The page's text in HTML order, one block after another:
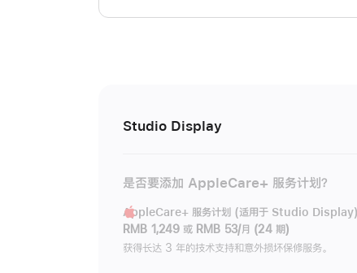
Studio Display
是否要添加 AppleCare+ 服务计划？
AppleCare+ 服务计划 (适用于 Studio Display)
RMB 1,249 或 RMB 53/月 (24 期)
获得长达 3 年的技术支持和意外损坏保修服务。